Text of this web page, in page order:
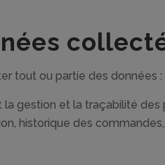
tout ou partie des données :
gestion et la traçabilité
historique des commandes,